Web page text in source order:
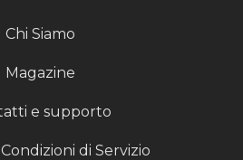
Chi Siamo
Magazine
e supporto
di Servizio